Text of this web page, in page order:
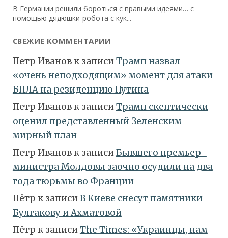
СВЕЖИЕ КОММЕНТАРИИ
Петр Ивановк записиТрамп назвал
«очень неподходящим» момент для атаки
БПЛА на резиденцию Путина
Петр Ивановк записиТрамп скептически
оценил представленный Зеленским
мирный план
Петр Ивановк записиБывшего премьер-
министра Молдовы заочно осудили на два
года тюрьмы во Франции
Пётр к записиВ Киеве снесут памятники
Булгакову и Ахматовой
Пётр к записиТhe Times: «Украинцы, нам